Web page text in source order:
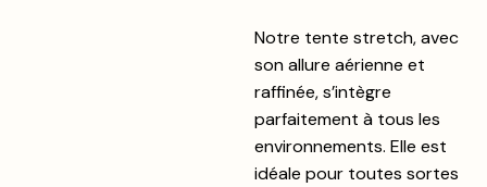
Notre tente stretch, avec
son allure aérienne et
raffinée, s’intègre
parfaitement à tous les
environnements. Elle est
idéale pour toutes sortes